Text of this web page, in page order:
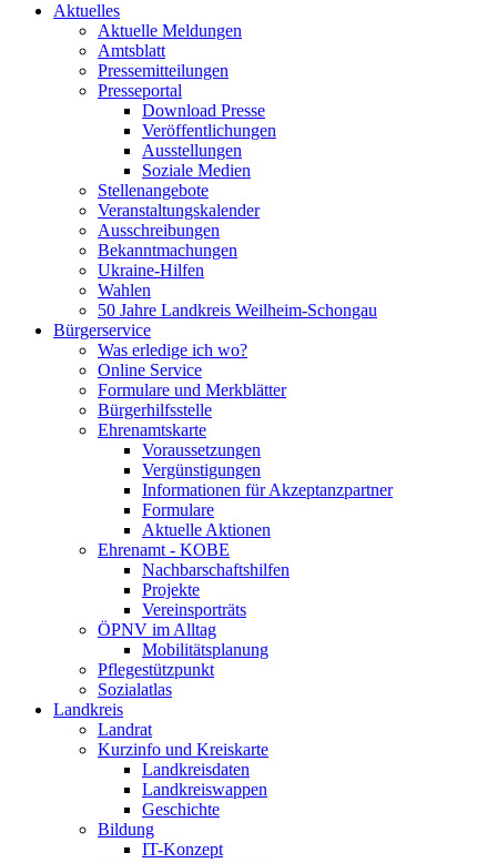
Aktuelles
Aktuelle Meldungen
Amtsblatt
Pressemitteilungen
Presseportal
Download Presse
Veröffentlichungen
Ausstellungen
Soziale Medien
Stellenangebote
Veranstaltungskalender
Ausschreibungen
Bekanntmachungen
Ukraine-Hilfen
Wahlen
50 Jahre Landkreis Weilheim-Schongau
Bürgerservice
Was erledige ich wo?
Online Service
Formulare und Merkblätter
Bürgerhilfsstelle
Ehrenamtskarte
Voraussetzungen
Vergünstigungen
Informationen für Akzeptanzpartner
Formulare
Aktuelle Aktionen
Ehrenamt - KOBE
Nachbarschaftshilfen
Projekte
Vereinsporträts
ÖPNV im Alltag
Mobilitätsplanung
Pflegestützpunkt
Sozialatlas
Landkreis
Landrat
Kurzinfo und Kreiskarte
Landkreisdaten
Landkreiswappen
Geschichte
Bildung
IT-Konzept